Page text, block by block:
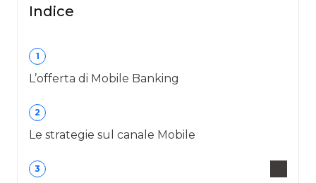
Indice
1
L’offerta di Mobile Banking
2
Le strategie sul canale Mobile
3